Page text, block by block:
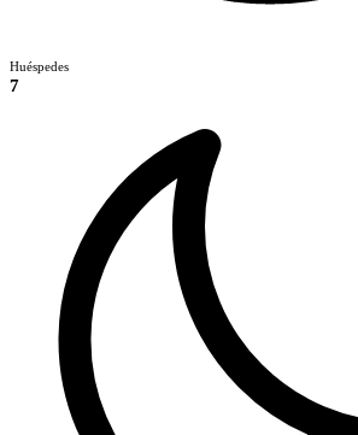
Huéspedes
7